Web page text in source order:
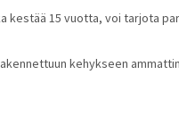
15 vuotta, voi tarjota
kehykseen